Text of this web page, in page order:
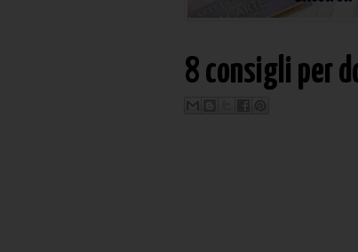
8 consigli per